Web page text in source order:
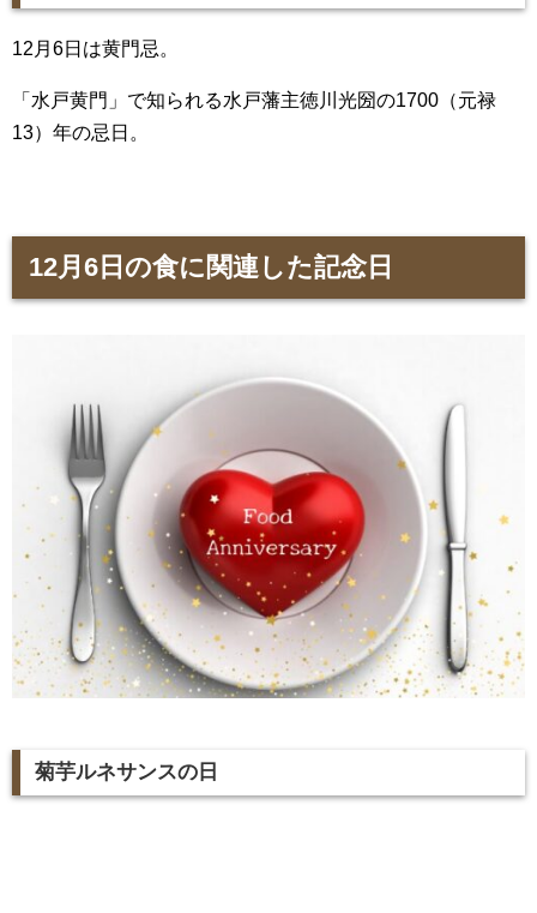
12月6日は黄門忌。
「水戸黄門」で知られる水戸藩主徳川光圀の1700（元禄
13）年の忌日。
12月6日の食に関連した記念日
菊芋ルネサンスの日